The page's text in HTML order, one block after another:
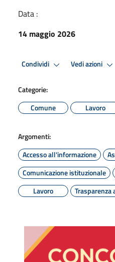
Data :
14 maggio 2026
Condividi Vedi azioni
Categorie:
Comune
Lavoro
Argomenti:
Accesso all'informazione
Comunicazione istituzionale
Lavoro